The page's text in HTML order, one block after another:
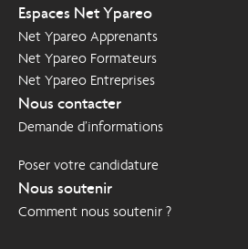
Espaces Net Ypareo
Net Ypareo Apprenants
Net Ypareo Formateurs
Net Ypareo Entreprises
Nous contacter
Demande d’informations
Poser votre candidature
Nous soutenir
Comment nous soutenir ?